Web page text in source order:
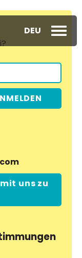
DEU
uns zu